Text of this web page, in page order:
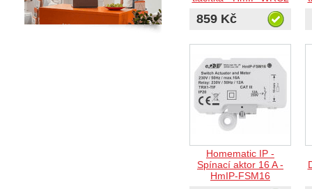
859 Kč
Homematic IP -
Spínací aktor 16 A -
HmIP-FSM16